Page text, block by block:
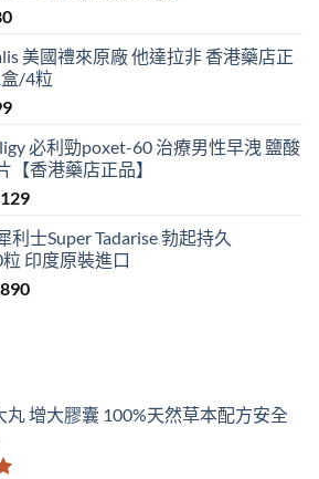
Current
is:
$480.
美國禮來原廠 他達拉非 香港藥店正
/4粒
Current
is:
$399.
必利勁poxet-60 治療男性早洩 鹽酸
【香港藥店正品】
Price
$829
through
$2129
利士Super Tadarise 勃起持久
印度原裝進口
Price
丸 增大膠囊 100%天然草本配方安全